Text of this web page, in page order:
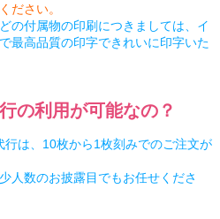
ださい。
の付属物の印刷につきましては、イ
最高品質の印字できれいに印字いた
の利用が可能なの？
行は、10枚から1枚刻みでのご注文が
人数のお披露目でもお任せくださ